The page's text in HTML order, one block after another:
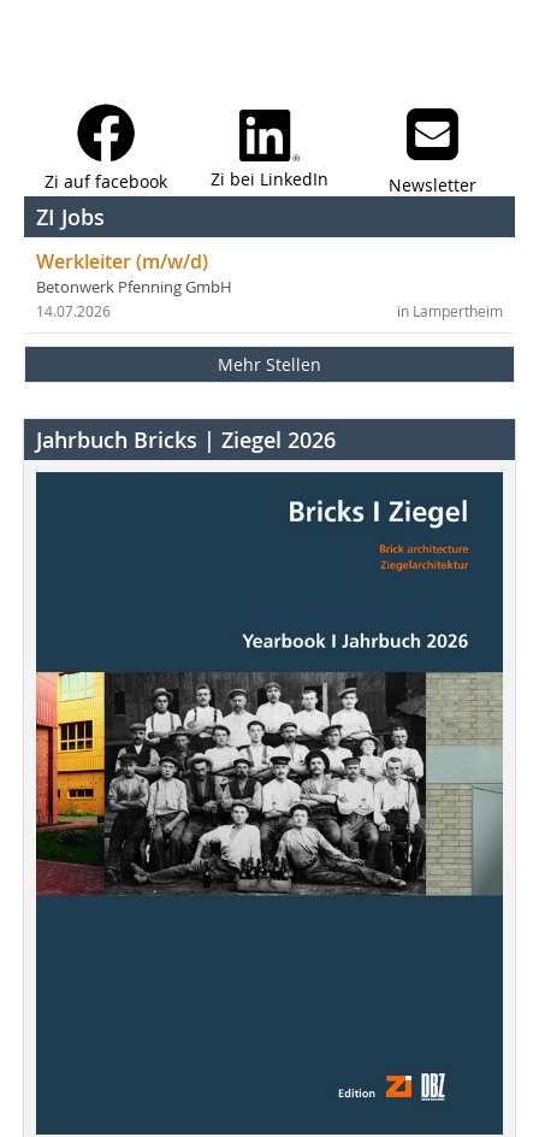
Zi auf facebook Zi bei LinkedIn Newsletter
ZI Jobs
Werkleiter (m/w/d)
Betonwerk Pfenning GmbH
in Lampertheim
14.07.2026
Mehr Stellen
Jahrbuch Bricks | Ziegel 2026